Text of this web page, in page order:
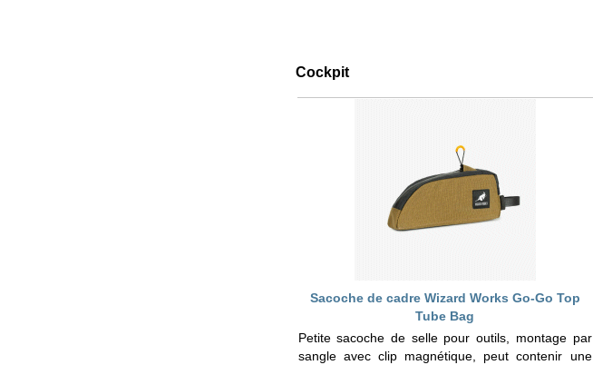
Cockpit
Sacoche de cadre Wizard Works Go-Go Top
Tube Bag
Petite sacoche de selle pour outils, montage par
sangle avec clip magnétique, peut contenir une